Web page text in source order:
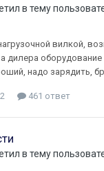
в тему
вилкой,
дилера оборудование
надо зарядить,
461 ответ
в тему